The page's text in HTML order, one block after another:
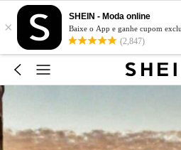
×
SHEIN - Moda online
Baixe o App e ganhe cupom
(2,847)